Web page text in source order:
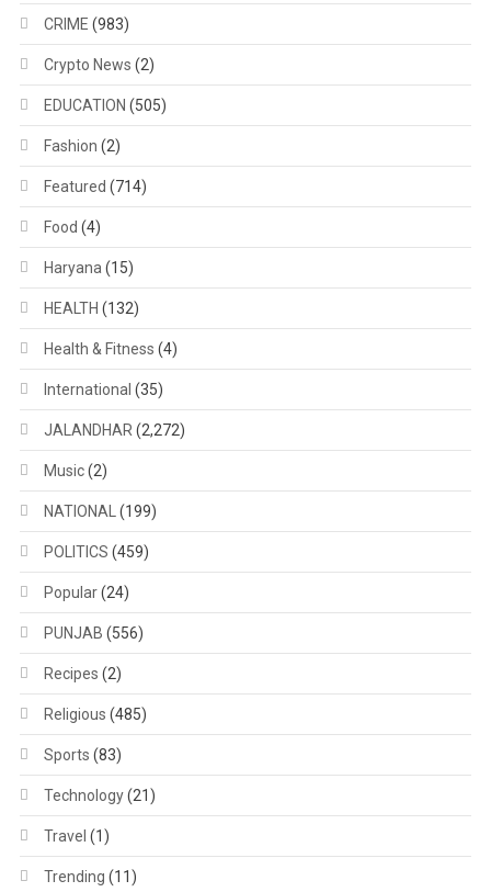
CRIME (983)
Crypto News (2)
EDUCATION (505)
Fashion (2)
Featured (714)
Food (4)
Haryana (15)
HEALTH (132)
Health & Fitness (4)
International (35)
JALANDHAR (2,272)
Music(2)
NATIONAL (199)
POLITICS (459)
Popular(24)
PUNJAB (556)
Recipes (2)
Religious (485)
Sports (83)
Technology(21)
Travel (1)
Trending (11)